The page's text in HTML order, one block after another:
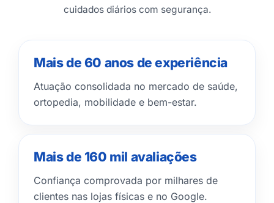
cuidados diários com segurança.
Mais de 60 anos de experiência
Atuação consolidada no mercado de saúde,
ortopedia, mobilidade e bem-estar.
Mais de 160 mil avaliações
Confiança comprovada por milhares de
clientes nas lojas físicas e no Google.